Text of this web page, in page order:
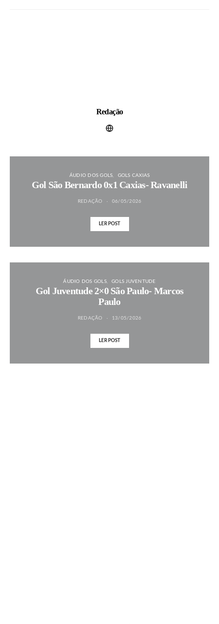
Redação
ÁUDIO DOS GOLS GOLS CAXIAS
Gol São Bernardo 0x1 Caxias- Ravanelli
REDAÇÃO 06/05/2026
LER POST
ÁUDIO DOS GOLS GOLS JUVENTUDE
Gol Juventude 2×0 São Paulo- Marcos
Paulo
REDAÇÃO 13/05/2026
LER POST